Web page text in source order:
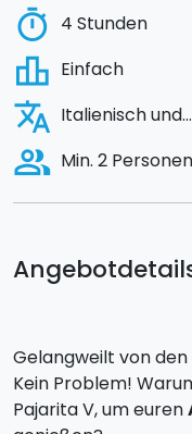
Gelangweilt von
Kein Problem!
Pajarita V, um euren
timer 4 Stunden
leaderboard Einfach
translate Italienisch und...
people_alt Min. 2 Personen